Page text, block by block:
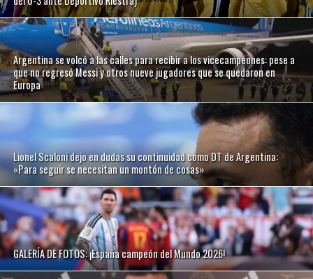
Argentina se volcó a las calles para recibir a los vicecampeones: pese a
que no regresó Messi y otros nueve jugadores que se quedaron en
Europa
Lionel Scaloni dejo en dudas su continuidad como DT de Argentina:
«Para seguir se necesitan un montón de cosas»
GALERÍA DE FOTOS: ¡España campeón del Mundo 2026!